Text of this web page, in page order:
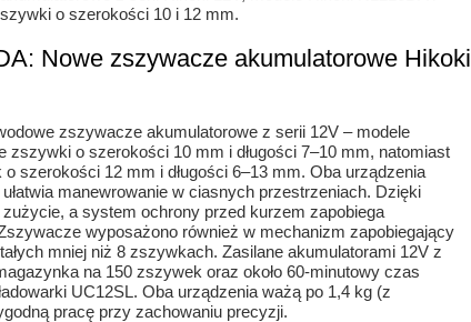
o szerokości 10 i 12 mm.
Nowe zszywacze akumulatorowe Hikoki
zszywacze akumulatorowe z serii 12V – modele
zszywki o szerokości 10 mm i długości 7–10 mm, natomiast
szerokości 12 mm i długości 6–13 mm. Oba urządzenia
manewrowanie w ciasnych przestrzeniach. Dzięki
a system ochrony przed kurzem zapobiega
wyposażono również w mechanizm zapobiegający
mniej niż 8 zszywkach. Zasilane akumulatorami 12V z
na 150 zszywek oraz około 60-minutowy czas
UC12SL. Oba urządzenia ważą po 1,4 kg (z
pracę przy zachowaniu precyzji.